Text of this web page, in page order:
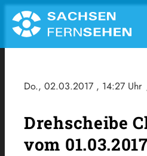
Do., 02.03.2017 , 14:27 Uhr
Drehscheibe
vom 01.03.2017